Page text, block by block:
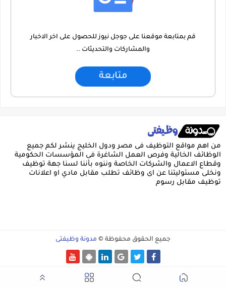
قم بمتابعة موقعنا على جوجل نيوز للحصول على اخر الاخبار
والمشاركات والتحديثات ..
متابعة
من اهم مواقع التوظيف فى مصر ودول الخليج ينشر لكم جميع
الوظائف الخالية وفرص العمل الشاغرة فى المؤسسات الحكومية
وقطاع الاعمال والشركات الخاصة وننوه بأننا لسنا جهة توظيف
ونخلى مسئوليتنا عن اى وظائف تطلب مقابل مادي او اعلانات
توظيف مقابل رسوم
جميع الحقوق محفوظة © مدونة وظيفتى